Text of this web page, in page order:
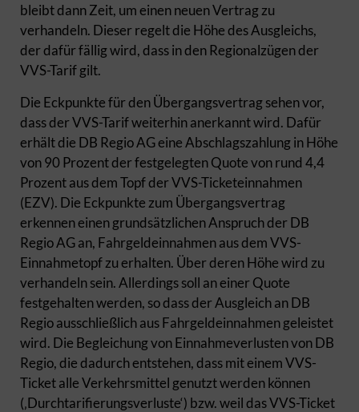
bleibt dann Zeit, um einen neuen Vertrag zu
verhandeln. Dieser regelt die Höhe des Ausgleichs,
der dafür fällig wird, dass in den Regionalzügen der
VVS-Tarif gilt.
Die Eckpunkte für den Übergangsvertrag sehen vor,
dass der VVS-Tarif weiterhin anerkannt wird. Dafür
erhält die DB Regio AG eine Abschlagszahlung in Höhe
von 90 Prozent der festgelegten Quote von rund 4,4
Prozent aus dem Topf der VVS-Ticketeinnahmen
(EZV). Die Eckpunkte zum Übergangsvertrag
erkennen einen grundsätzlichen Anspruch der DB
Regio AG an, Fahrgeldeinnahmen aus dem VVS-
Einnahmetopf zu erhalten. Über deren Höhe wird zu
verhandeln sein. Allerdings soll an einer Quote
festgehalten werden, so dass der Ausgleich an DB
Regio ausschließlich aus Fahrgeldeinnahmen geleistet
wird. Die Begleichung von Einnahmeverlusten von DB
Regio, die dadurch entstehen, dass mit einem VVS-
Ticket alle Verkehrsmittel genutzt werden können
(‚Durchtarifierungsverluste‘) bzw. weil das VVS-Ticket